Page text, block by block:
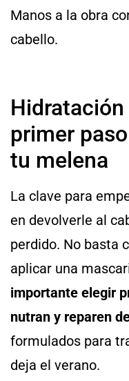
Manos a la obra
cabello.
Hidratación
primer
tu melena
La clave para
en devolverle al
perdido. No basta
aplicar una
importante elegir
nutran y reparen
formulados para
deja el verano.